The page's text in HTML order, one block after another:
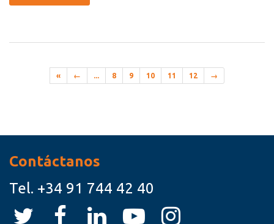
« ← 8 9 10 11 12 →
Contáctanos
Tel. +34 91 744 42 40